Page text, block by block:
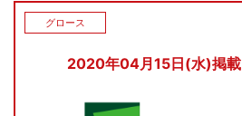
2020年04月15日(水)掲載
グロース